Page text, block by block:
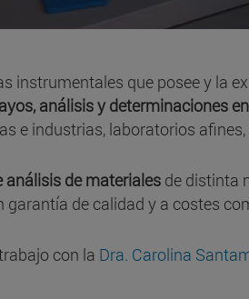
instrumentales que posee y la
análisis y determinaciones
e industrias, laboratorios
análisis de materiales de distinta
de calidad y a costes
con la Dra. Carolina